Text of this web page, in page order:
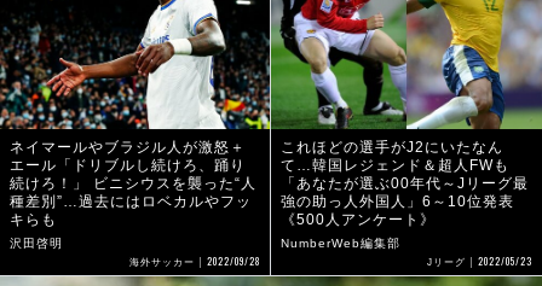
ネイマールやブラジル人が激怒＋
エール「ドリブルし続けろ、踊り
続けろ！」 ビニシウスを襲った“人
種差別”…過去にはロベカルやフッ
キらも
沢田啓明
海外サッカー 2022/09/28
これほどの選手がJ2にいたなん
て…韓国レジェンド＆超人FWも
「あなたが選ぶ00年代～Jリーグ最
強の助っ人外国人」6～10位発表
《500人アンケート》
NumberWeb編集部
Jリーグ 2022/05/23